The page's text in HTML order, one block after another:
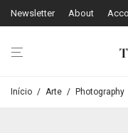
Newsletter About
Início / Arte / Photography